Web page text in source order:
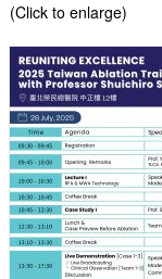
(Click to enlarge)